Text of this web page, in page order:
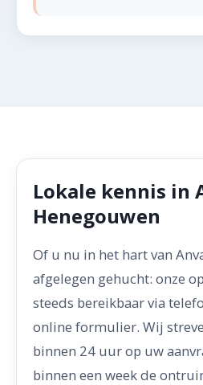
Lokale kennis in
Henegouwen
Of u nu in het hart van
afgelegen gehucht: onze
steeds bereikbaar via
online formulier. Wij
binnen 24 uur op uw
binnen een week de